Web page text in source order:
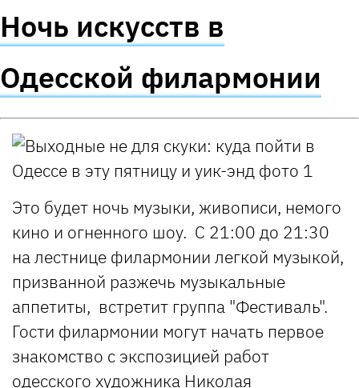
Ночь искусств в
Одесской филармонии
Это будет ночь музыки, живописи, немого
кино и огненного шоу. С 21:00 до 21:30
на лестнице филармонии легкой музыкой,
призванной разжечь музыкальные
аппетиты, встретит группа "Фестиваль".
Гости филармонии могут начать первое
знакомство с экспозицией работ
одесского художника Николая